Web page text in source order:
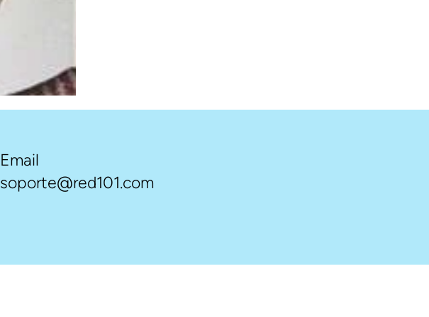
Email
soporte@red101.com